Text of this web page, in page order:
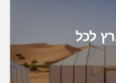
לכל